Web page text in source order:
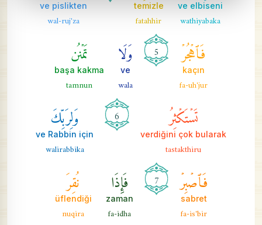
ve elbiseni
wathiyabaka
temizle
fatahhir
ve pislikten
wal-ruj'za
فَٱهۡجُرۡ
kaçın
fa-uh'jur
5 وَلَا
ve
wala
تَمۡنُن
başa kakma
tamnun
تَسۡتَكۡثِرُ
verdiğini çok bularak
tastakthiru
6 وَلِرَبِّكَ
ve Rabbin için
walirabbika
فَٱصۡبِرۡ
sabret
fa-is'bir
7 فَإِذَا
zaman
fa-idha
نُقِرَ
üflendiği
nuqira